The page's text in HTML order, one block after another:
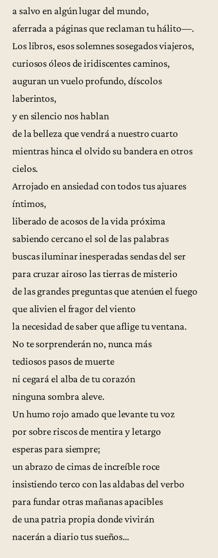
a salvo en algún lugar del mundo,
aferrada a páginas que reclaman tu hálito—.
Los libros, esos solemnes sosegados viajeros,
curiosos óleos de iridiscentes caminos,
auguran un vuelo profundo, díscolos
laberintos,
y en silencio nos hablan
de la belleza que vendrá a nuestro cuarto
mientras hinca el olvido su bandera en otros
cielos.
Arrojado en ansiedad con todos tus ajuares
íntimos,
liberado de acosos de la vida próxima
sabiendo cercano el sol de las palabras
buscas iluminar inesperadas sendas del ser
para cruzar airoso las tierras de misterio
de las grandes preguntas que atenúen el fuego
que alivien el fragor del viento
la necesidad de saber que aflige tu ventana.
No te sorprenderán no, nunca más
tediosos pasos de muerte
ni cegará el alba de tu corazón
ninguna sombra aleve.
Un humo rojo amado que levante tu voz
por sobre riscos de mentira y letargo
esperas para siempre;
un abrazo de cimas de increíble roce
insistiendo terco con las aldabas del verbo
para fundar otras mañanas apacibles
de una patria propia donde vivirán
nacerán a diario tus sueños…